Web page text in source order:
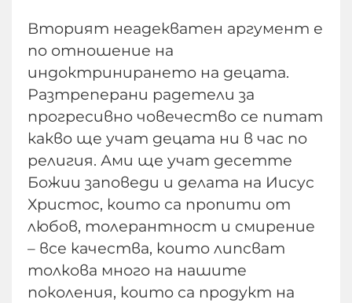
Вторият неадекватен аргумент е
по отношение на
индоктринирането на децата.
Разтреперани радетели за
прогресивно човечество се питат
какво ще учат децата ни в час по
религия. Ами ще учат десетте
Божии заповеди и делата на Иисус
Христос, които са пропити от
любов, толерантност и смирение
– все качества, които липсват
толкова много на нашите
поколения, които са продукт на